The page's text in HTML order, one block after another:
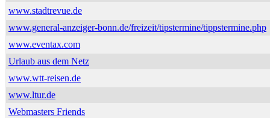
www.stadtrevue.de
www.general-anzeiger-bonn.de/freizeit/tipstermine/tippstermine.php
www.eventax.com
Urlaub aus dem Netz
www.wtt-reisen.de
www.ltur.de
Webmasters Friends